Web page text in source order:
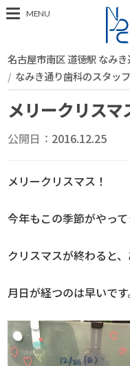
MENU
名古屋市南区 道徳駅 なみ
なみき通り歯科のスタッ
メリークリスマ
公開日： 2016.12.25
メリークリスマス！
今年もこの季節がやって
クリスマスが終わると
月日が経つのは早いです